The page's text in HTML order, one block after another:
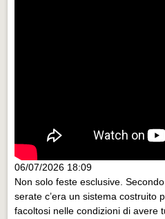
06/07/2026 18:09
Non solo feste esclusive.
serate c’era un sistema costruito
facoltosi nelle condizioni di avere